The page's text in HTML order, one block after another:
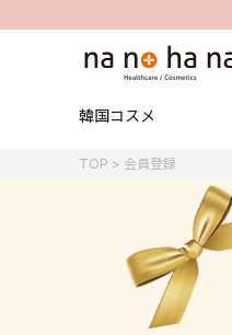
韓国コスメ
TOP 会員登録